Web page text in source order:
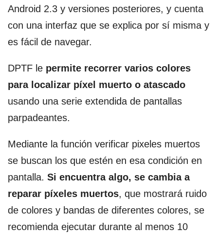
Android 2.3 y versiones posteriores, y cuenta
con una interfaz que se explica por sí misma y
es fácil de navegar.
DPTF le permite recorrer varios colores
para localizar píxel muerto o atascado
usando una serie extendida de pantallas
parpadeantes.
Mediante la función verificar pixeles muertos
se buscan los que estén en esa condición en
pantalla. Si encuentra algo, se cambia a
reparar píxeles muertos, que mostrará ruido
de colores y bandas de diferentes colores, se
recomienda ejecutar durante al menos 10